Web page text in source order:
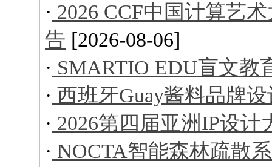
· 2026 CCF中国计算艺
告 [2026-08-06]
· SMARTIO EDU盲文教
· 西班牙Guay酱料品牌设
· 2026第四届亚洲IP设计
· NOCTA智能森林疏散